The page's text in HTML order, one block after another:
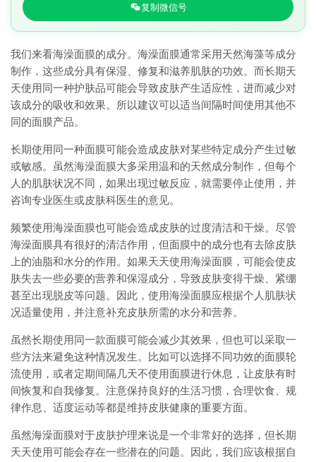
复制微信号
我们来看海澡面膜的成分。海澡面膜通常采用天然海藻等成分
制作，这些成分具有保湿、修复和滋养肌肤的功效。而长期天
天使用同一种护肤品可能会导致皮肤产生适应性，进而减少对
该成分的吸收和效果。所以建议可以适当间隔时间使用其他不
同的面膜产品。
长期使用同一种面膜可能会造成皮肤对某些特定成分产生过敏
或敏感。虽然海澡面膜大多采用温和的天然成分制作，但每个
人的肌肤状况不同，如果出现过敏反应，就需要停止使用，并
咨询专业医生或皮肤科医生的意见。
频繁使用海澡面膜也可能会造成皮肤的过度清洁和干燥。尽管
海澡面膜具有很好的清洁作用，但面膜中的成分也有去除皮肤
上的油脂和水分的作用。如果天天使用海澡面膜，可能会使皮
肤失去一些必要的营养和保湿成分，导致皮肤变得干燥、紧绷
甚至出现脱皮等问题。因此，使用海澡面膜应根据个人肌肤状
况适量使用，并注意补充皮肤所需的水分和营养。
虽然长期使用同一款面膜可能会减少其效果，但也可以采取一
些方法来避免这种情况发生。比如可以选择不同功效的面膜轮
流使用，或者定期间隔几天不使用面膜进行休息，让皮肤有时
间恢复和自我修复。注意保持良好的生活习惯，合理饮食、规
律作息、适度运动等都是维持皮肤健康的重要方面。
虽然海澡面膜对于皮肤护理来说是一个非常好的选择，但长期
天天使用可能会存在一些潜在的问题。因此，我们应该根据自